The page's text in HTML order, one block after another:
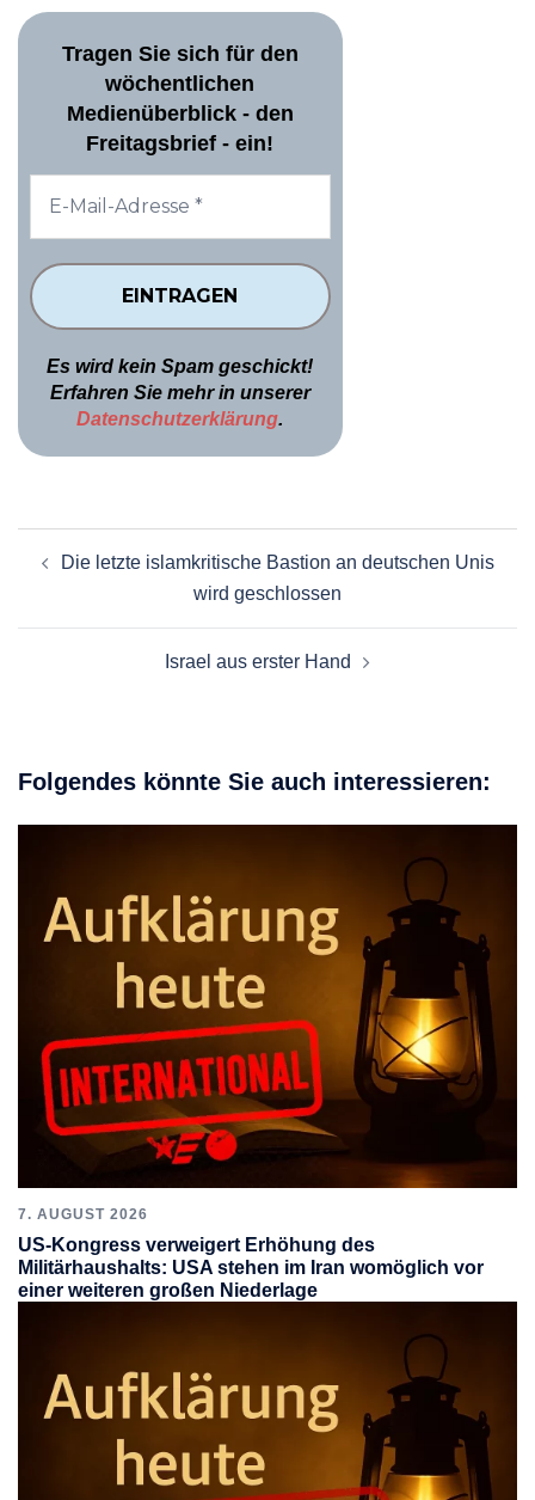
Tragen Sie sich für den
wöchentlichen
Medienüberblick - den
Freitagsbrief - ein!
Es wird kein Spam geschickt!
Erfahren Sie mehr in unserer
Datenschutzerklärung.
Die letzte islamkritische Bastion an deutschen Unis
wird geschlossen
Israel aus erster Hand
Folgendes könnte Sie auch interessieren:
7. AUGUST 2026
US-Kongress verweigert Erhöhung des
Militärhaushalts: USA stehen im Iran womöglich vor
einer weiteren großen Niederlage